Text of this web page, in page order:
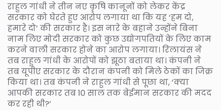
राहुल गांधी ने तीन नए कृषि कानूनों को लेकर केंद्र
सरकार को घेरते हुए आरोप लगाया था कि यह ‘हम दो,
हमारे दो’ की सरकार है। इस नारे के बहाने उन्होंने बिना
नाम लिए मोदी सरकार को कुछ उद्योगपतियों के लिए काम
करने वाली सरकार होने का आरोप लगाया। रिलायंस ने
तब राहुल गांधी के आरोपों को झूठा बताया था। कंपनी ने
तब यूपीए सरकार के दौरान कंपनी को मिले ठेकों का जिक्र
किया था। तब कंपनी ने राहुल गांधी से पूछा था, ‘क्या
आपकी सरकार तब 10 साल तक बेईमान सरकार की मदद
कर रही थी?’